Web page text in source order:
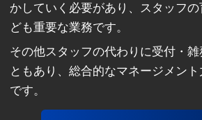
かしていく必要があり、スタッフ
ども重要な業務です。
その他スタッフの代わりに受付・
ともあり、総合的なマネージメン
です。